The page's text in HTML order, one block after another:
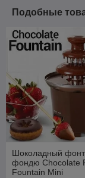
Подобные
Шоколадный
фондю Chocolate
Fountain Mini